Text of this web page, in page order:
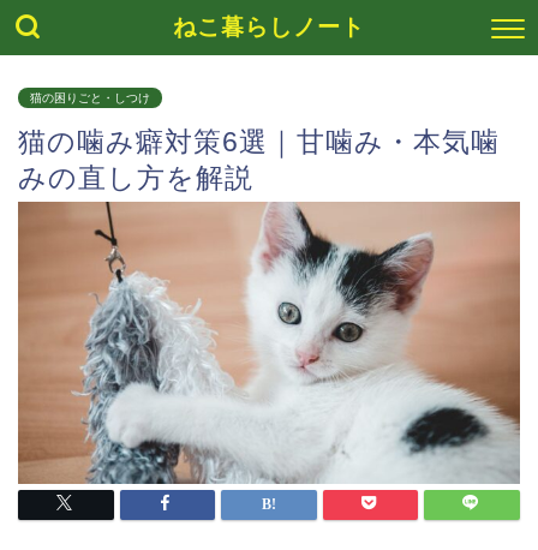
ねこ暮らしノート
猫の困りごと・しつけ
猫の噛み癖対策6選｜甘噛み・本気噛
みの直し方を解説